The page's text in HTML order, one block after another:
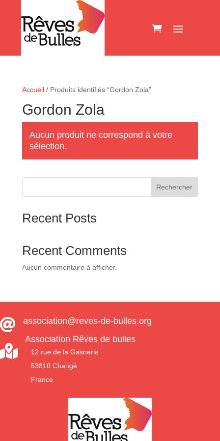
Accueil/ Produits identifiés “Gordon Zola”
Gordon Zola
Aucun produit ne correspond à votre
sélection.
Rechercher
Recent Posts
Recent Comments
Aucun commentaire à afficher.
 association@reves-de-bulles.org

Association Rêves de bulles
12 rue de la Gasnerie
53810 Changé
France